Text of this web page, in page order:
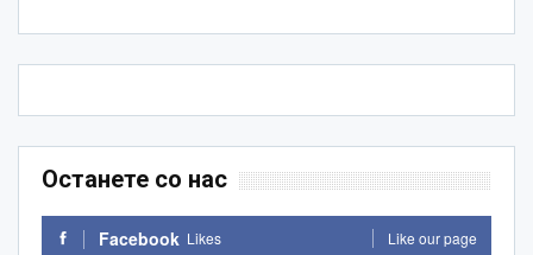
Останете со нас
Facebook Likes Like our page